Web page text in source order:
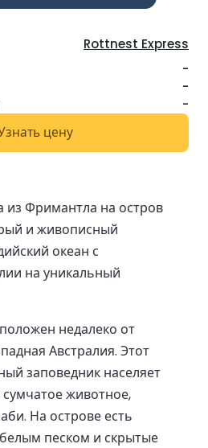
Rottnest Express
-
-
-
цену
Фримантла на остров
и живописный
океан с
на уникальный
недалеко от
Австралия. Этот
заповедник населяет
животное,
На острове есть
песком и скрытые